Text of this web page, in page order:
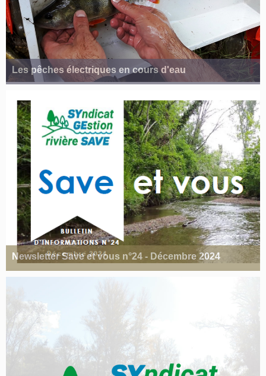
Les pêches électriques en cours d'eau
Newsletter Save et vous n°24 - Décembre 2024